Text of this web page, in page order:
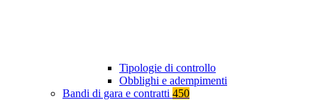
Tipologie di controllo
Obblighi e adempimenti
Bandi di gara e contratti 450